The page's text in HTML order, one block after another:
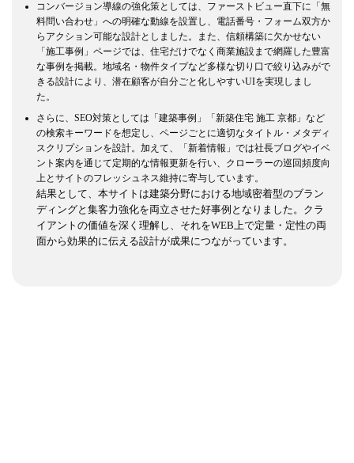
コンバージョン導線の強化策としては、ファーストビュー直下に「無
料問い合わせ」への明確な動線を設置し、電話番号・フォーム双方か
らアクション可能な設計としました。また、信頼構築に欠かせない
「施工事例」ページでは、住宅だけでなく商業施設まで網羅した豊富
な事例を掲載。地域名・物件タイプなど多様な切り口で絞り込みがで
きる設計により、潜在顧客が自分ごと化しやすいUIを実現しまし
た。
さらに、SEO対策としては「建築事例」「新築住宅 施工 京都」など
の検索キーワードを想定し、ページごとに適切なタイトル・メタディ
スクリプションを設計。加えて、「新着情報」では社長ブログやイベ
ント案内を通じて定期的な情報更新を行い、クローラーの巡回頻度向
上とサイトのフレッシュネス維持に寄与しています。
結果として、本サイトは建築分野における地域密着型のブラン
ディングと集客力強化を両立させた好事例となりました。クラ
イアントの価値を深く理解し、それをWEB上で定量・定性の両
面から効果的に伝える設計が成果につながっています。